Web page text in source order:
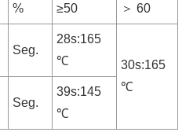
% ≥50 ＞ 60
Seg.
28s:165
℃
30s:165
℃
Seg.
39s:145
℃